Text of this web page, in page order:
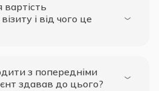
і від чого це
з попередніми
здавав до цього?